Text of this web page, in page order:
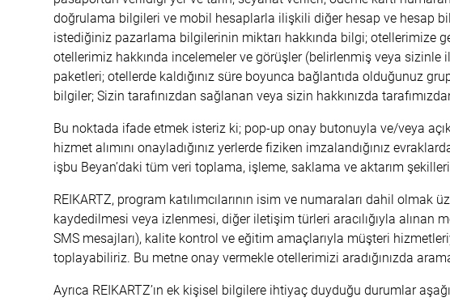
doğrulama bilgileri ve mobil hesaplarla ilişkili diğer hesap ve hesap
istediğiniz pazarlama bilgilerinin miktarı hakkında bilgi; otellerimize
otellerimiz hakkında incelemeler ve görüşler (belirlenmiş veya
paketleri; otellerde kaldığınız süre boyunca bağlantıda olduğunuz
bilgiler; Sizin tarafınızdan sağlanan veya sizin hakkınızda
Bu noktada ifade etmek isteriz ki; pop-up onay butonuyla ve/veya
hizmet alımını onayladığınız yerlerde fiziken imzalandığınız
işbu Beyan’daki tüm veri toplama, işleme, saklama ve aktarım
REIKARTZ, program katılımcılarının isim ve numaraları dahil olmak
kaydedilmesi veya izlenmesi, diğer iletişim türleri aracılığıyla alınan
SMS mesajları), kalite kontrol ve eğitim amaçlarıyla müşteri
toplayabiliriz. Bu metne onay vermekle otellerimizi aradığınızda
Ayrıca REIKARTZ’ın ek kişisel bilgilere ihtiyaç duyduğu durumlar